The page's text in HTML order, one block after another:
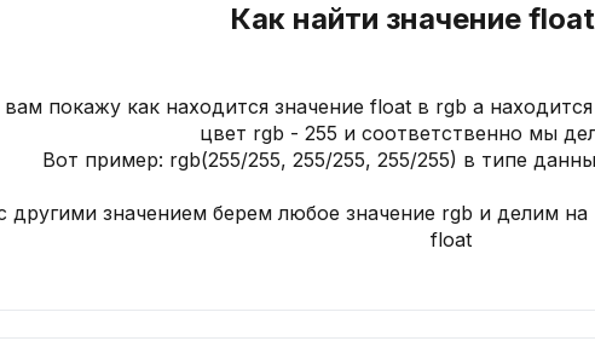
Как найти значение
вам покажу как находится значение float в rgb а
цвет rgb - 255 и соответственно мы
Вот пример: rgb(255/255, 255/255, 255/255) в типе
другими значением берем любое значение rgb и делим
float